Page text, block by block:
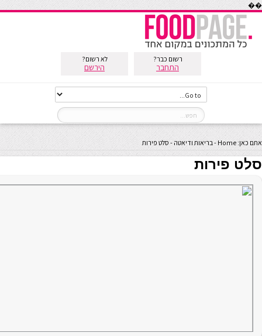
��
רשום כבר?
התחבר
לא רשום?
הירשם
אתם כאן: Home
-בריאות ודיאטה - סלט פירות
סלט פירות